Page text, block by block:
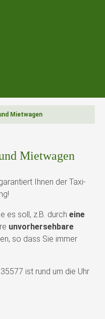
Mietwagen
Mietwagen
Ihnen der Taxi-
es soll, z.B. durch eine
unvorhersehbare
so dass Sie immer
ist rund um die Uhr